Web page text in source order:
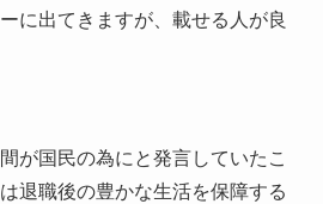
に出てきますが、載せる人が良
が国民の為にと発言していたこ
退職後の豊かな生活を保障する